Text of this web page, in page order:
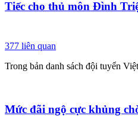
Tiếc cho thủ môn Đình
377 liên quan
Trong bản danh sách đội tuyển
Mức đãi ngộ cực khủng